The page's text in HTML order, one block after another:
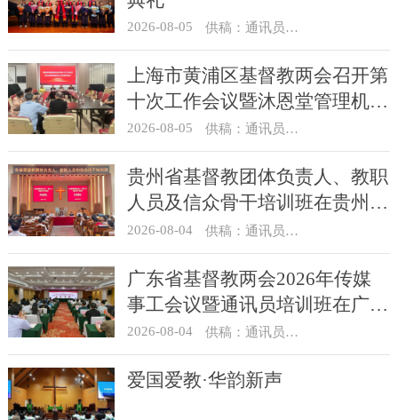
2026-08-05 供稿：通讯员 杨菁
上海市黄浦区基督教两会召开第
十次工作会议暨沐恩堂管理机构
七月份联席会议
2026-08-05 供稿：通讯员 景健美
贵州省基督教团体负责人、教职
人员及信众骨干培训班在贵州圣
经学校举办
2026-08-04 供稿：通讯员 杨菁
广东省基督教两会2026年传媒
事工会议暨通讯员培训班在广州
举办
2026-08-04 供稿：通讯员 汪浩
爱国爱教·华韵新声